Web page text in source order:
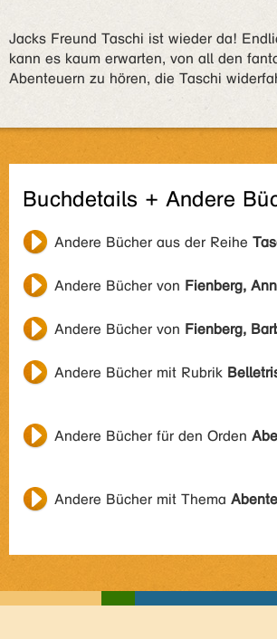
Jacks Freund Taschi ist wieder da!
kann es kaum erwarten, von all den
Abenteuern zu hören, die Taschi
Buchdetails + Andere
Andere Bücher aus der Reihe
Andere Bücher von Fienberg,
Andere Bücher von Fienberg,
Andere Bücher mit Rubrik
Andere Bücher für den Orden
Andere Bücher mit Thema